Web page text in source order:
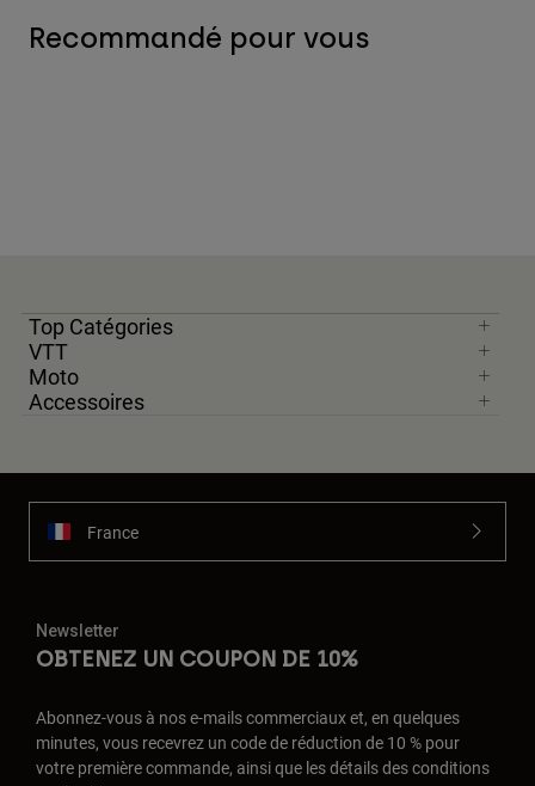
Recommandé pour vous
Top Catégories
VTT
Moto
Accessoires
France
Newsletter
OBTENEZ UN COUPON DE 10%
Abonnez-vous à nos e-mails commerciaux et, en quelques
minutes, vous recevrez un code de réduction de 10 % pour
votre première commande, ainsi que les détails des conditions